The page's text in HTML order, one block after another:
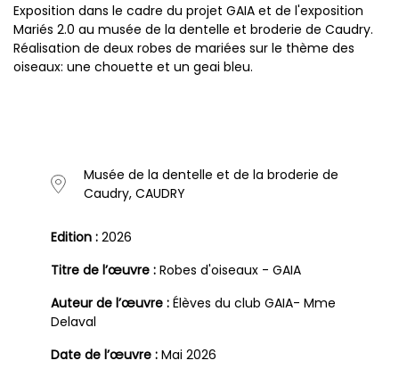
Exposition dans le cadre du projet GAIA et de l'exposition
Mariés 2.0 au musée de la dentelle et broderie de Caudry.
Réalisation de deux robes de mariées sur le thème des
oiseaux: une chouette et un geai bleu.
Musée de la dentelle et de la broderie de
Caudry, CAUDRY
Edition : 2026
Titre de l’œuvre : Robes d'oiseaux - GAIA
Auteur de l’œuvre : Élèves du club GAIA- Mme
Delaval
Date de l’œuvre : Mai 2026